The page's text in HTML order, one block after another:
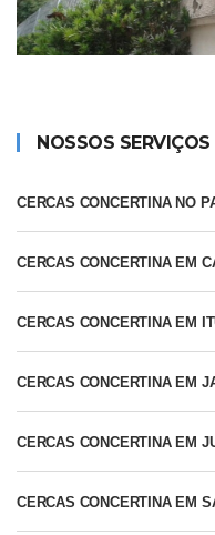
NOSSOS SERVIÇOS
CERCAS CONCERTINA NO
CERCAS CONCERTINA EM
CERCAS CONCERTINA EM
CERCAS CONCERTINA EM
CERCAS CONCERTINA EM
CERCAS CONCERTINA EM